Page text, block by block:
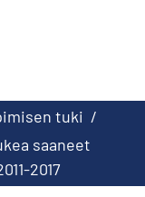
tuki /
saaneet
2017